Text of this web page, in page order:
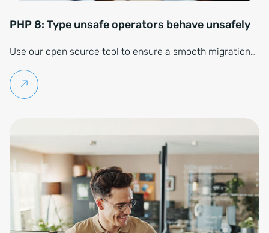
PHP 8: Type unsafe operators behave unsafely
Use our open source tool to ensure a smooth migration…
Weiterlesen